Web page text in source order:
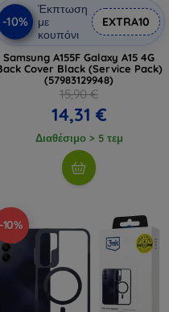
-10%
Έκπτωση
με
κουπόνι
EXTRA10
Samsung A155F Galaxy A15 4G
Cover Black (Service Pack)
(57983129948)
15,90 €
14,31 €
Διαθέσιμο > 5 τεμ
-10%